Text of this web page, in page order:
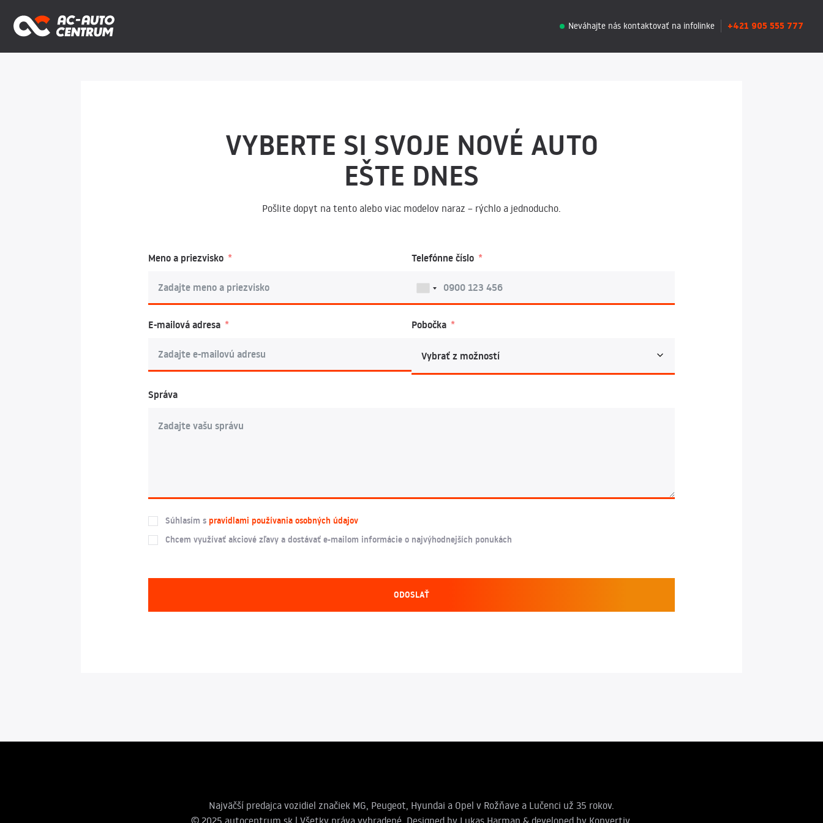
Neváhajte nás kontaktovať na infolinke +421 905 555 777
VYBERTE SI SVOJE NOVÉ AUTO
EŠTE DNES
Pošlite dopyt na tento alebo viac modelov naraz – rýchlo a jednoducho.
Meno a priezvisko Telefónne číslo
E-mailová adresa Pobočka
Správa
Súhlasím s pravidlami používania osobných údajov
Chcem využívať akciové zľavy a dostávať e-mailom informácie o najvýhodnejších ponukách
ODOSLAŤ
Najväčší predajca vozidiel značiek MG, Peugeot, Hyundai a Opel v Rožňave a Lučenci už 35 rokov.
© 2025 autocentrum.sk | Všetky práva vyhradené. Designed by Lukas Harman & developed by Konvertiv.